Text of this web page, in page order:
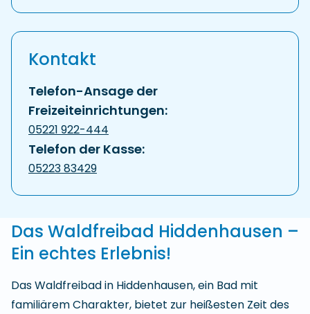
Kontakt
Telefon-Ansage der
Freizeiteinrichtungen:
05221 922-444
Telefon der Kasse:
05223 83429
Das Waldfreibad Hiddenhausen –
Ein echtes Erlebnis!
Das Waldfreibad in Hiddenhausen, ein Bad mit
familiärem Charakter, bietet zur heißesten Zeit des